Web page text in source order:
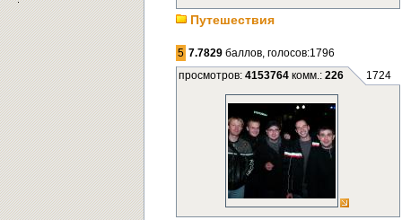
Путешествия
5 7.7829баллов, голосов:1796
просмотров: 4153764комм.: 226 1724